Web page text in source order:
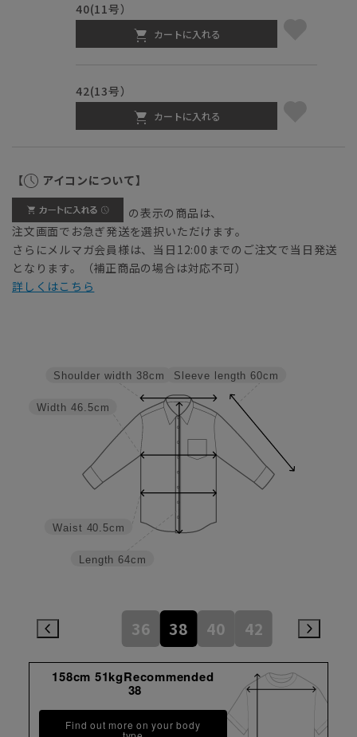
40(11号）
カートに入れる
42(13号）
カートに入れる
【 アイコンについて】
の表示の商品は、
注文画面でお急ぎ発送を選択いただけます。
さらにメルマガ会員様は、当日12:00までのご注文で当日発送
となります。（補正商品の場合は対応不可）
詳しくはこちら
Sleeve length 60cm
Length 64cm
Waist 40.5cm
Width 46.5cm
Shoulder width 38cm
36 38 40 42
158cm 51kgRecommended
38
Find out more on your body